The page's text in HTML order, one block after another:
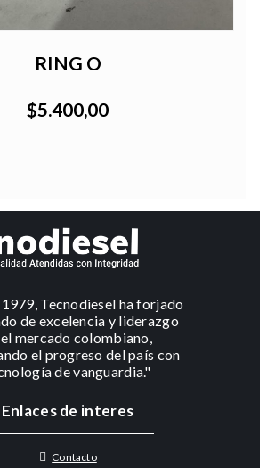
RING O
$5.400,00
Tecnodiesel ha forjado
de excelencia y liderazgo
mercado colombiano,
el progreso del país con
de vanguardia."
Enlaces de interes
Contacto